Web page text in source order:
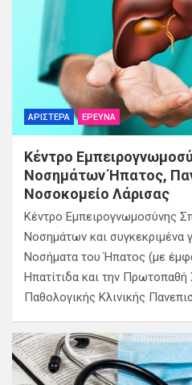
ΑΡΙΣΤΕΡΆ ΈΡΕΥΝΑ
Κέντρο
Νοσημάτων Ήπατος,
Νοσοκομείο Λάρισας
Κέντρο Εμπειρογνωμοσύνης
Νοσημάτων και συγκεκριμένα
Νοσήματα του Ήπατος (με
Ηπατίτιδα και την Πρωτοπαθή
Παθολογικής Κλινικής